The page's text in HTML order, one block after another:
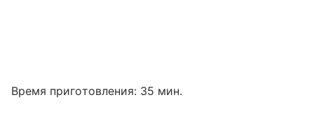
Время приготовления: 35 мин.